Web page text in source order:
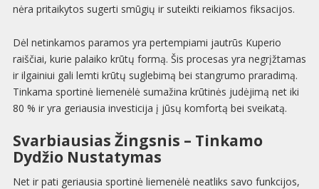
nėra pritaikytos sugerti smūgių ir suteikti reikiamos fiksacijos.
Dėl netinkamos paramos yra pertempiami jautrūs Kuperio
raiščiai, kurie palaiko krūtų formą. Šis procesas yra negrįžtamas
ir ilgainiui gali lemti krūtų suglebimą bei stangrumo praradimą.
Tinkama sportinė liemenėlė sumažina krūtinės judėjimą net iki
80 % ir yra geriausia investicija į jūsų komfortą bei sveikatą.
Svarbiausias Žingsnis – Tinkamo
Dydžio Nustatymas
Net ir pati geriausia sportinė liemenėlė neatliks savo funkcijos,